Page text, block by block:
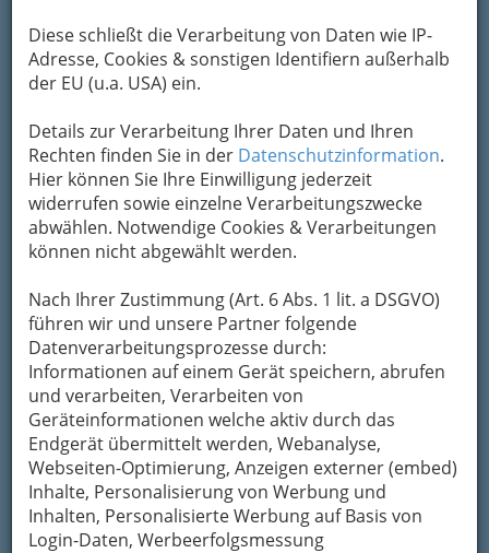
Diese schließt die Verarbeitung von Daten wie IP-
Adresse, Cookies & sonstigen Identifiern außerhalb
der EU (u.a. USA) ein.
Details zur Verarbeitung Ihrer Daten und Ihren
Rechten finden Sie in der Datenschutzinformation.
Hier können Sie Ihre Einwilligung jederzeit
widerrufen sowie einzelne Verarbeitungszwecke
abwählen. Notwendige Cookies & Verarbeitungen
können nicht abgewählt werden.
Nach Ihrer Zustimmung (Art. 6 Abs. 1 lit. a DSGVO)
führen wir und unsere Partner folgende
Datenverarbeitungsprozesse durch:
Informationen auf einem Gerät speichern, abrufen
und verarbeiten, Verarbeiten von
Geräteinformationen welche aktiv durch das
Endgerät übermittelt werden, Webanalyse,
Webseiten-Optimierung, Anzeigen externer (embed)
Inhalte, Personalisierung von Werbung und
Inhalten, Personalisierte Werbung auf Basis von
Login-Daten, Werbeerfolgsmessung
Kontaktaufnahme
Um die Info-Graz Firmen
Übermittlung Ihrer Nachricht ein sicheres
Formular. Ihre Nachricht wird nach dem
Absenden umgehend per Mail an das
Unternehmen Gerhard Willibald Probst
weitergeleitet.
Mein Name
Meine Email Adresse
Mein Betreff
Meine Nachricht